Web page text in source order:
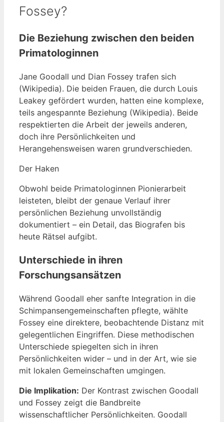
Fossey?
Die Beziehung zwischen den beiden
Primatologinnen
Jane Goodall und Dian Fossey trafen sich
(Wikipedia). Die beiden Frauen, die durch Louis
Leakey gefördert wurden, hatten eine komplexe,
teils angespannte Beziehung (Wikipedia). Beide
respektierten die Arbeit der jeweils anderen,
doch ihre Persönlichkeiten und
Herangehensweisen waren grundverschieden.
Der Haken
Obwohl beide Primatologinnen Pionierarbeit
leisteten, bleibt der genaue Verlauf ihrer
persönlichen Beziehung unvollständig
dokumentiert – ein Detail, das Biografen bis
heute Rätsel aufgibt.
Unterschiede in ihren
Forschungsansätzen
Während Goodall eher sanfte Integration in die
Schimpansengemeinschaften pflegte, wählte
Fossey eine direktere, beobachtende Distanz mit
gelegentlichen Eingriffen. Diese methodischen
Unterschiede spiegelten sich in ihren
Persönlichkeiten wider – und in der Art, wie sie
mit lokalen Gemeinschaften umgingen.
Die Implikation: Der Kontrast zwischen Goodall
und Fossey zeigt die Bandbreite
wissenschaftlicher Persönlichkeiten. Goodall